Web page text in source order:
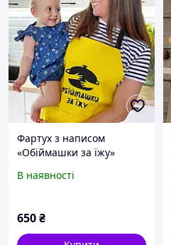
Фартух з написом
«Обіймашки за їжу»
В наявності
650₴